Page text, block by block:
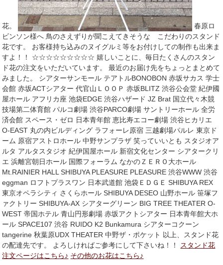
花。
春原ロ
ビンソン様へ 鳥のさえずりが聞こえてきそうな こだわりのスタンド
花です。 お客様持ち込みのヌイグルミ等をお付けしての制作も出来ま
すよ！！ ☆☆☆☆☆☆☆☆☆ 嬉しいことに、毎日たくさんのスタン
ド花の注文をいただいています。 最近のお届け先をちょっとまとめて
みました。 シアターサンモール テアトルBONOBON 赤坂サカス 学士
会館 赤坂ACTシアター 代官山ＬＯＯＰ 赤坂BLITZ 渋谷公会堂 紀伊國
屋ホール アフリカ座 池袋EDGE 渋谷ハザード JZ Brat 国立代々木競
技場第二体育館 パルコ劇場 渋谷PARCO劇場 サントリーホール 全労
済会館 スペース・ゼロ 日本青年館 恵比寿エコー劇場 渋谷ヒカリエ
O-EAST 丸の内ビルディング ラフォーレ原宿 三越劇場パルレ 東京ド
ーム 原宿アストロホール 中野サンプラザ 笑っていいとも スタジオア
ルタ アルタスタジオ 紀伊国屋ホール 新宿文化センター シアタークリ
エ 浜離宮朝日ホール 国際フォーラム なかのＺＥＲＯ大ホール
Mt.RAINIER HALL SHIBUYA PLEASURE PLEASURE 渋谷WWW 渋谷
eggman ロフトプラスワン 日本武道館 池袋ＥＤＧＥ SHIBUYA REX
東京オペラシティ さくらホール SHIBUYA DESEO 山野ホール 笹塚フ
ァクトリー SHIBUYA-AX シアターグリーン BIG TREE THEATER O-
WEST 帝国ホテル 青山円形劇場 赤坂アクトシアター 日本青年館大ホ
ール SPACE107 渋谷 RUIDO K2 Bunkamura シアターコクーン
tangerine 秋葉原UDX THEATER 中野ザ・ポケット 以上、スタンド花
の配達先です。 よろしければご参考にして下さいね！！ スタンド花
注文ページはこちら♪ その他のお花はこちら♪